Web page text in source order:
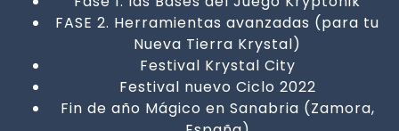
FASE 2. Herramientas avanzadas (para tu
Nueva Tierra Krystal)
Festival Krystal City
Festival nuevo Ciclo 2022
Fin de año Mágico en Sanabria (Zamora,